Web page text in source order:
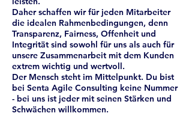
Daher schaffen wir für jeden Mitarbeiter
die idealen Rahmenbedingungen, denn
Transparenz, Fairness, Offenheit und
Integrität sind sowohl für uns als auch für
unsere Zusammenarbeit mit dem Kunden
extrem wichtig und wertvoll.
Der Mensch steht im Mittelpunkt. Du bist
bei Senta Agile Consulting keine Nummer
- bei uns ist jeder mit seinen Stärken und
Schwächen willkommen.